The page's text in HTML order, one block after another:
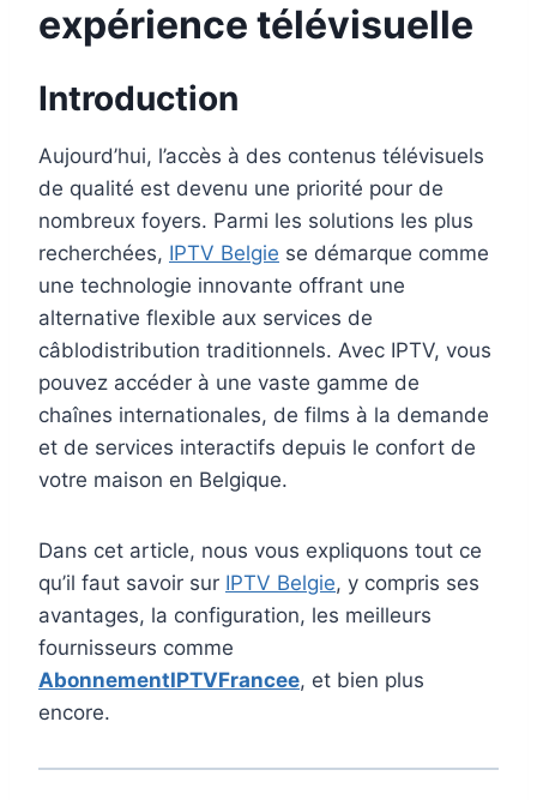
expérience télévisuelle
Introduction
Aujourd’hui, l’accès à des contenus télévisuels
de qualité est devenu une priorité pour de
nombreux foyers. Parmi les solutions les plus
recherchées, IPTV Belgie se démarque comme
une technologie innovante offrant une
alternative flexible aux services de
câblodistribution traditionnels. Avec IPTV, vous
pouvez accéder à une vaste gamme de
chaînes internationales, de films à la demande
et de services interactifs depuis le confort de
votre maison en Belgique.
Dans cet article, nous vous expliquons tout ce
qu’il faut savoir sur IPTV Belgie, y compris ses
avantages, la configuration, les meilleurs
fournisseurs comme
AbonnementIPTVFrancee, et bien plus
encore.